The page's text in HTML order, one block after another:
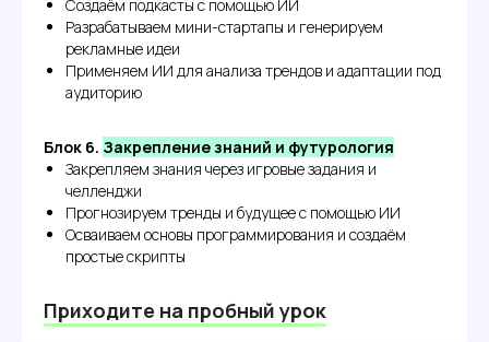
Создаём подкасты с помощью ИИ
Разрабатываем мини-стартапы и генерируем
рекламные идеи
Применяем ИИ для анализа трендов и адаптации под
аудиторию
Блок 6. Закрепление знаний и футурология
Закрепляем знания через игровые задания и
челленджи
Прогнозируем тренды и будущее с помощью ИИ
Осваиваем основы программирования и создаём
простые скрипты
Приходите на пробный урок
После 50 минут
пробного урока
и преподавателем
Увидите, как всё прошло — мы пришлём
запись